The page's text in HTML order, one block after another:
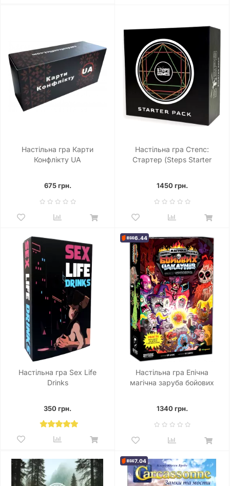
Настільна гра Карти
Конфлікту UA
675 грн.
Настільна гра Степс:
Стартер (Steps Starter
1450 грн.
Настільна гра Sex Life
Drinks
350 грн.
6.44
Настільна гра Епічна
магічна заруба бойових
1340 грн.
7.04